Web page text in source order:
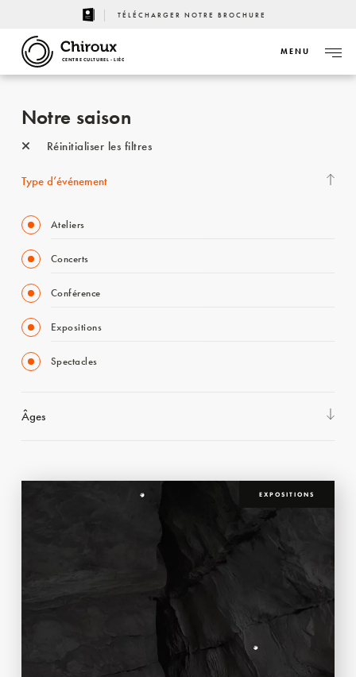
TÉLÉCHARGER NOTRE BROCHURE
CENTRE CULTUREL - LIÈGE
MENU
Notre saison
Réinitialiser les filtres
Type d’événement
Ateliers
Concerts
Conférence
Expositions
Spectacles
Âges
EXPOSITIONS